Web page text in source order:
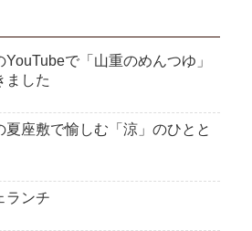
で「山重のめんつゆ」
ました
夏座敷で愉しむ「涼」のひとと
ランチ